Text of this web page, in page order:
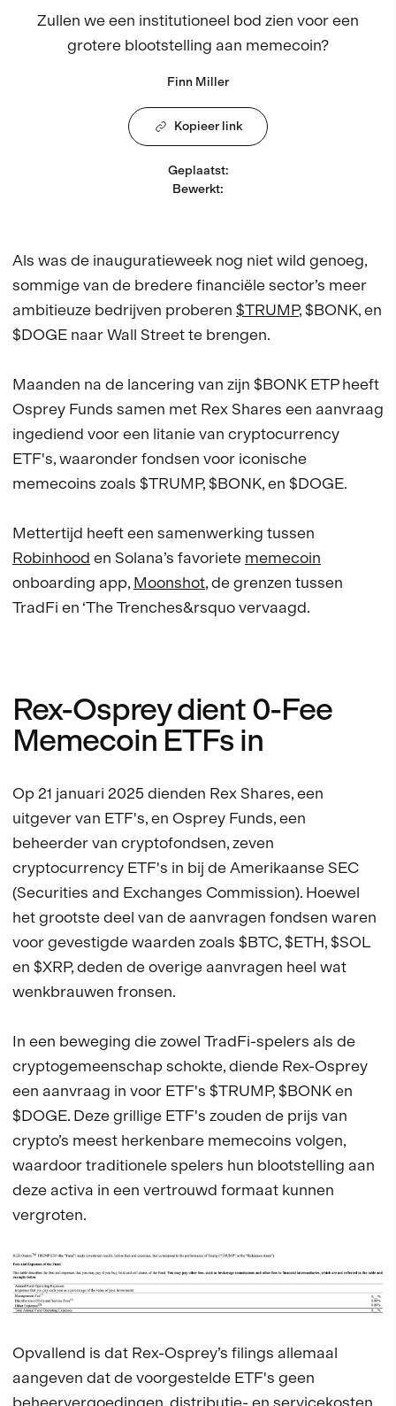
Zullen we een institutioneel bod zien voor een
grotere blootstelling aan memecoin?
Finn Miller
Kopieer link
Geplaatst:
Bewerkt:
Als was de inauguratieweek nog niet wild genoeg,
sommige van de bredere financiële sector’s meer
ambitieuze bedrijven proberen $TRUMP, $BONK, en
$DOGE naar Wall Street te brengen.
Maanden na de lancering van zijn $BONK ETP heeft
Osprey Funds samen met Rex Shares een aanvraag
ingediend voor een litanie van cryptocurrency
ETF's, waaronder fondsen voor iconische
memecoins zoals $TRUMP, $BONK, en $DOGE.
Mettertijd heeft een samenwerking tussen
Robinhood en Solana’s favoriete memecoin
onboarding app, Moonshot, de grenzen tussen
TradFi en ‘The Trenches&rsquo vervaagd.
Rex-Osprey dient 0-Fee
Memecoin ETFs in
Op 21 januari 2025 dienden Rex Shares, een
uitgever van ETF's, en Osprey Funds, een
beheerder van cryptofondsen, zeven
cryptocurrency ETF's in bij de Amerikaanse SEC
(Securities and Exchanges Commission). Hoewel
het grootste deel van de aanvragen fondsen waren
voor gevestigde waarden zoals $BTC, $ETH, $SOL
en $XRP, deden de overige aanvragen heel wat
wenkbrauwen fronsen.
In een beweging die zowel TradFi-spelers als de
cryptogemeenschap schokte, diende Rex-Osprey
een aanvraag in voor ETF's $TRUMP, $BONK en
$DOGE. Deze grillige ETF's zouden de prijs van
crypto’s meest herkenbare memecoins volgen,
waardoor traditionele spelers hun blootstelling aan
deze activa in een vertrouwd formaat kunnen
vergroten.
Opvallend is dat Rex-Osprey’s filings allemaal
aangeven dat de voorgestelde ETF's geen
beheervergoedingen, distributie- en servicekosten